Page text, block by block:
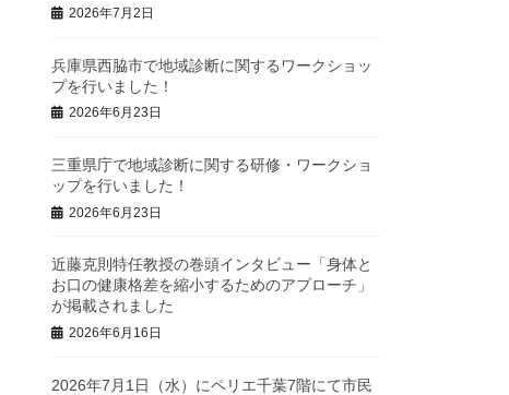
2026年7月2日
兵庫県西脇市で地域診断に関するワークショッ
プを行いました！
2026年6月23日
三重県庁で地域診断に関する研修・ワークショ
ップを行いました！
2026年6月23日
近藤克則特任教授の巻頭インタビュー「身体と
お口の健康格差を縮小するためのアプローチ」
が掲載されました
2026年6月16日
2026年7月1日（水）にペリエ千葉7階にて市民